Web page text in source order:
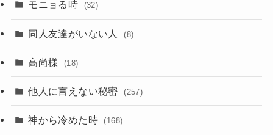
モニョる時 (32)
同人友達がいない人 (8)
高尚様 (18)
他人に言えない秘密 (257)
神から冷めた時 (168)